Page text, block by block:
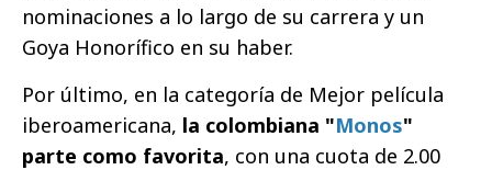
nominaciones a lo largo de su carrera y un
Goya Honorífico en su haber.
Por último, en la categoría de Mejor película
iberoamericana, la colombiana "Monos"
parte como favorita, con una cuota de 2.00